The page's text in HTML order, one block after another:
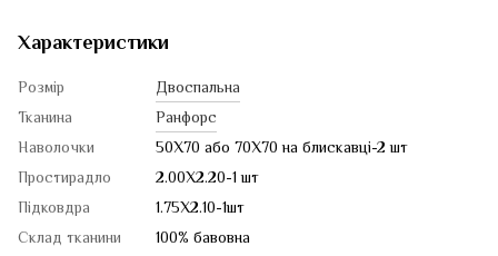
Характеристики
Розмір
Двоспальна
Тканина
Ранфорс
Наволочки
50Х70 або 70Х70 на блискавці-2 шт
Простирадло
2.00Х2.20-1 шт
Підковдра
1.75Х2.10-1шт
Склад тканини
100% бавовна